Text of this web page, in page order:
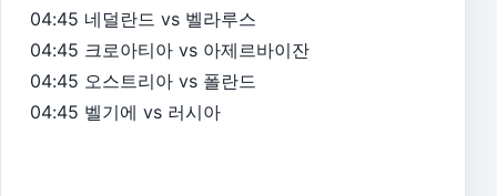
04:45 네덜란드 vs 벨라루스
04:45 크로아티아 vs 아제르바이잔
04:45 오스트리아 vs 폴란드
04:45 벨기에 vs 러시아